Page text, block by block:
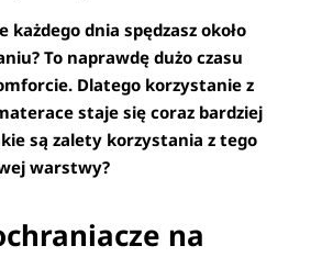
każdego dnia spędzasz około
To naprawdę dużo czasu
Dlatego korzystanie z
staje się coraz bardziej
są zalety korzystania z tego
warstwy?
na